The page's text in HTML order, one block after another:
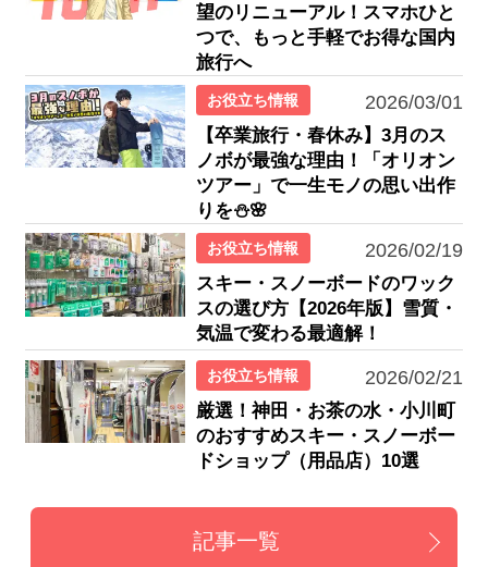
望のリニューアル！スマホひと
つで、もっと手軽でお得な国内
旅行へ
お役立ち情報 2026/03/01
【卒業旅行・春休み】3月のス
ノボが最強な理由！「オリオン
ツアー」で一生モノの思い出作
りを⛄🌸
お役立ち情報 2026/02/19
スキー・スノーボードのワック
スの選び方【2026年版】雪質・
気温で変わる最適解！
お役立ち情報 2026/02/21
厳選！神田・お茶の水・小川町
のおすすめスキー・スノーボー
ドショップ（用品店）10選
記事一覧